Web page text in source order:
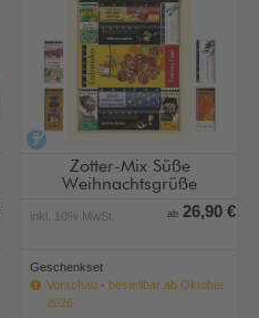
Zotter-Mix Süße
Weihnachtsgrüße
inkl. 10% MwSt. ab 26,90 €
Geschenkset
Vorschau • bestellbar ab Oktober
2026